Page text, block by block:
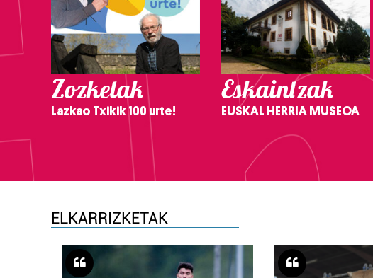
Zozketak
Lazkao Txikik 100 urte!
Eskaintzak
EUSKAL HERRIA MUSEOA
ELKARRIZKETAK